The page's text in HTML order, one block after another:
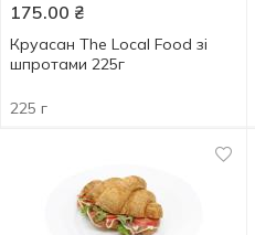
175.00 ₴
Круасан The Local Food зі
шпротами 225г
225 г